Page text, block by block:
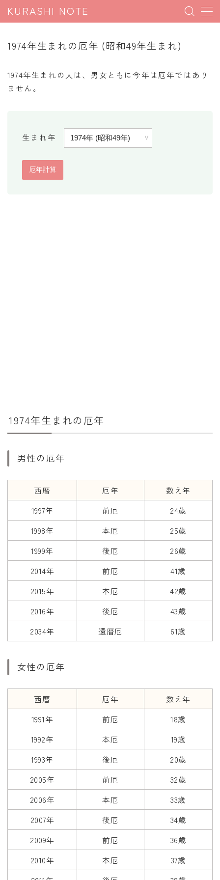
KURASHI NOTE
暮らしの豆知識
パソコン豆知識
暮らしの計算
年齢・干支計算
七五三・十三参り計算
厄年計算
長寿祝い計算
学年早見表
漢字の配当学年検索
偏差値から上位何％計算
1974年生まれの厄年 (昭和49年生まれ)
1974年生まれの人は、男女ともに今年は厄年ではあり
ません。
生まれ年
1974年生まれの厄年
男性の厄年
西暦 厄年
数え年
1997年
前厄
24歳
1998年
本厄
25歳
1999年
後厄
26歳
2014年
前厄
41歳
2015年
本厄
42歳
2016年
後厄
43歳
2034年
還暦厄 61歳
女性の厄年
西暦 厄年
数え年
1991年
前厄
18歳
1992年
本厄
19歳
1993年
後厄
20歳
2005年
前厄
32歳
2006年
本厄
33歳
2007年
後厄
34歳
2009年
前厄
36歳
2010年
本厄
37歳